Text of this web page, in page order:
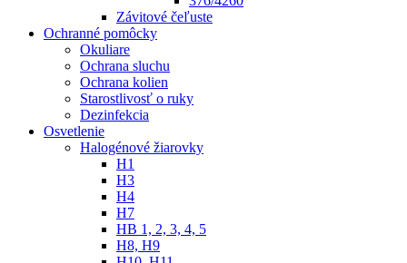
Závitové čeľuste
Ochranné pomôcky
Okuliare
Ochrana sluchu
Ochrana kolien
Starostlivosť o ruky
Dezinfekcia
Osvetlenie
Halogénové žiarovky
H1
H3
H4
H7
HB 1, 2, 3, 4, 5
H8, H9